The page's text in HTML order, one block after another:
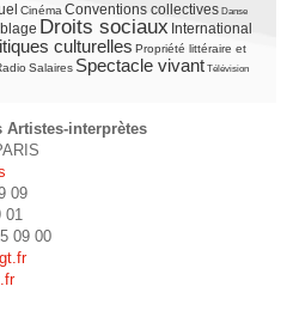
Cinéma Conventions collectives Danse
Droits sociaux International
culturelles Propriété littéraire et
Salaires Spectacle vivant Télévision
Artistes-interprètes
09
09 00